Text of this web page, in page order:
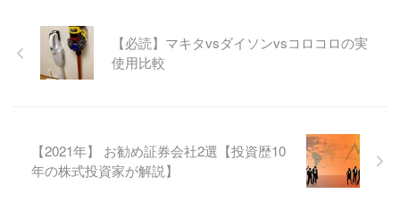
【必読】マキタvsダイソンvsコロコロの実
使用比較
【2021年】 お勧め証券会社2選【投資歴10
年の株式投資家が解説】